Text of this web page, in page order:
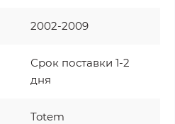
2002-2009
Срок поставки 1-2
дня
Totem